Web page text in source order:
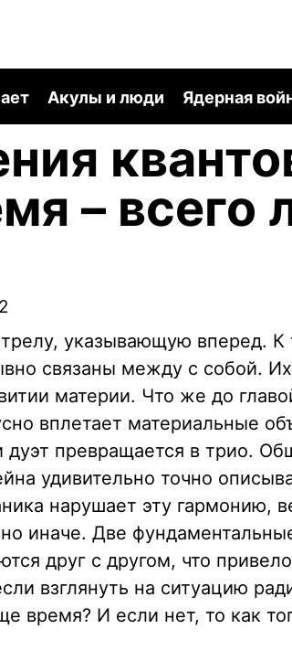
Акулы и люди Ядерная
– всего
указывающую вперед. К
связаны между с собой.
материи. Что же до
вплетает материальные
дуэт превращается в трио.
удивительно точно
нарушает эту гармонию,
иначе. Две
друг с другом, что
взглянуть на ситуацию
время? И если нет, то как